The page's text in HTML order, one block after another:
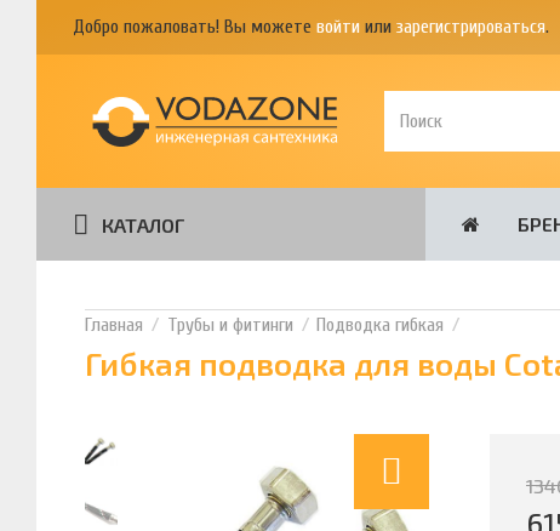
Добро пожаловать! Вы можете войти или зарегистрироваться.
КАТАЛОГ
Трубы и фитинги Подводка гибкая
Гибкая подводка для воды